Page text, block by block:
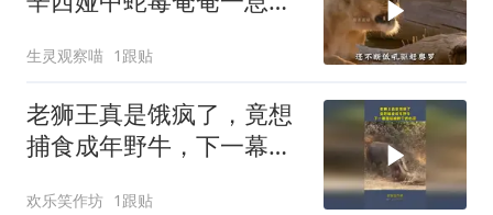
以自身皮肉续命爱妻
生灵观察喵 1跟贴
老狮王真是饿疯了，竟想
捕食成年野牛，下一幕直
欢乐笑作坊 1跟贴